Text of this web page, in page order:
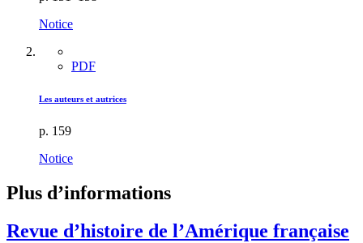
Notice
PDF
Les auteurs et autrices
p. 159
Notice
Plus d’informations
Revue d’histoire de l’Amérique française